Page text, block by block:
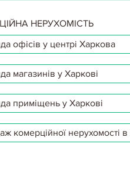
НЕРУХОМІСТЬ
офісів у центрі Харкова
магазинів у Харкові
приміщень у Харкові
комерційної нерухомості в